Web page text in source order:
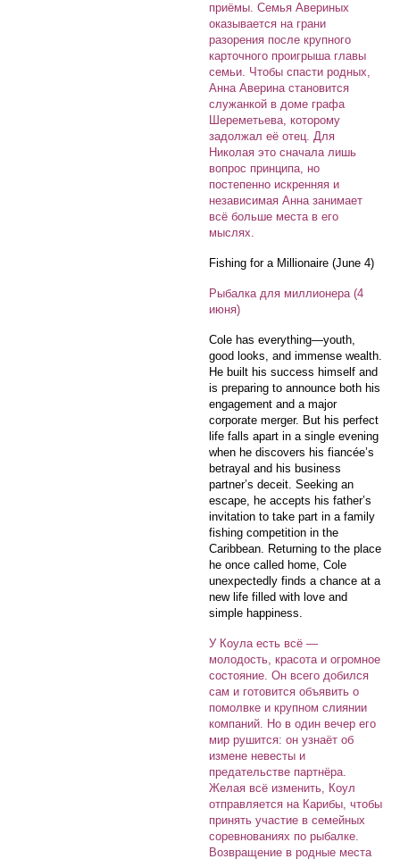
приёмы. Семья Авериных
оказывается на грани
разорения после крупного
карточного проигрыша главы
семьи. Чтобы спасти родных,
Анна Аверина становится
служанкой в доме графа
Шереметьева, которому
задолжал её отец. Для
Николая это сначала лишь
вопрос принципа, но
постепенно искренняя и
независимая Анна занимает
всё больше места в его
мыслях.
Fishing for a Millionaire (June 4)
Рыбалка для миллионера (4
июня)
Cole has everything—youth,
good looks, and immense wealth.
He built his success himself and
is preparing to announce both his
engagement and a major
corporate merger. But his perfect
life falls apart in a single evening
when he discovers his fiancée’s
betrayal and his business
partner’s deceit. Seeking an
escape, he accepts his father’s
invitation to take part in a family
fishing competition in the
Caribbean. Returning to the place
he once called home, Cole
unexpectedly finds a chance at a
new life filled with love and
simple happiness.
У Коула есть всё —
молодость, красота и огромное
состояние. Он всего добился
сам и готовится объявить о
помолвке и крупном слиянии
компаний. Но в один вечер его
мир рушится: он узнаёт об
измене невесты и
предательстве партнёра.
Желая всё изменить, Коул
отправляется на Карибы, чтобы
принять участие в семейных
соревнованиях по рыбалке.
Возвращение в родные места